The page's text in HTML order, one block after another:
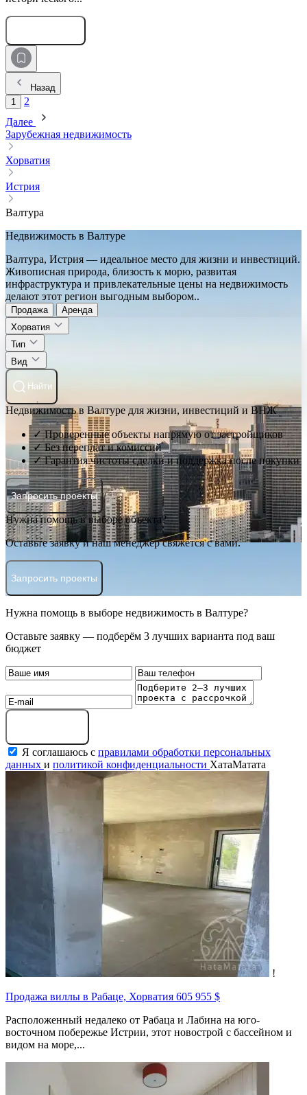
Назад
1
2
Далее
Зарубежная недвижимость
Хорватия
Истрия
Валтура
Недвижимость в Валтуре
Валтура, Истрия — идеальное место для жизни и инвестиций.
Живописная природа, близость к морю, развитая
инфраструктура и привлекательные цены на недвижимость
делают этот регион выгодным выбором..
Продажа
Аренда
Хорватия
Тип
Вид
Найти
Недвижимость в Валтуре для жизни, инвестиций и ВНЖ
✓ Проверенные объекты напрямую от застройщиков
✓ Без переплат и комиссий
✓ Гарантия чистоты сделки и поддержка после покупки
Запросить проекты
Нужна помощь в выборе объекта?
Оставьте заявку и наш менеджер свяжется с вами.
Запросить проекты
Нужна помощь в выборе недвижимость в Валтуре?
Оставьте заявку — подберём 3 лучших варианта под ваш
бюджет
Я соглашаюсь с правилами обработки персональных
данных и политикой конфиденциальности ХатаМатата
!
Продажа виллы в Рабаце, Хорватия 605 955 $
Расположенный недалеко от Рабаца и Лабина на юго-
восточном побережье Истрии, этот новострой с бассейном и
видом на море,...